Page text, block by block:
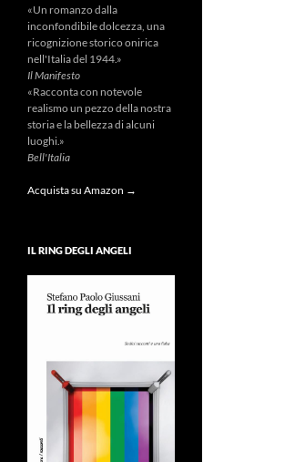
«Un romanzo dalla
inconfondibile dolcezza, una
ricognizione storico onirica
nell'Italia del 1944.»
Il Manifesto
«Racconta con notevole
realismo un pezzo della nostra
storia e la bellezza di alcuni
luoghi.»
Bell'Italia
Acquista su Amazon →
IL RING DEGLI ANGELI